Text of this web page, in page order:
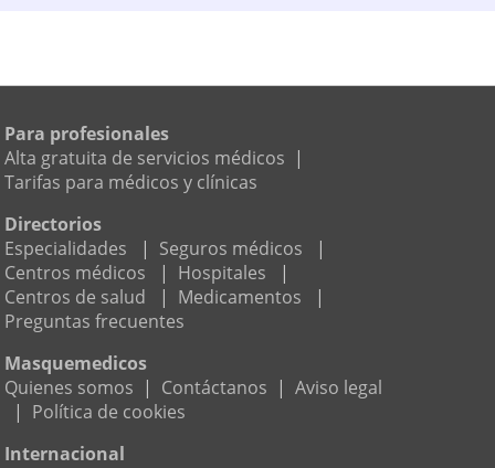
Para profesionales
Alta gratuita de servicios médicos |
Tarifas para médicos y clínicas
Directorios
Especialidades
| Seguros médicos
|
Centros médicos
| Hospitales
|
Centros de salud
| Medicamentos
|
Preguntas frecuentes
Masquemedicos
Quienes somos | Contáctanos | Aviso legal
| Política de cookies
Internacional